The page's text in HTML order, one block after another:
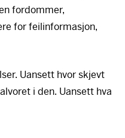
fordommer,
for feilinformasjon,
Uansett hvor skjevt
i den. Uansett hva
akseptere cookies. Du